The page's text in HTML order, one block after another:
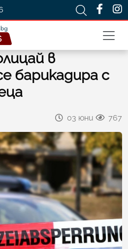
в
барикадира с
03 юни 767